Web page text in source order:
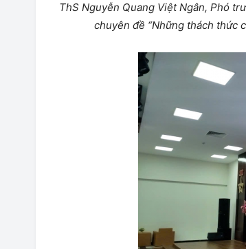
ThS Nguyễn Quang Việt Ngân, Phó
chuyên đề “Những thách thức